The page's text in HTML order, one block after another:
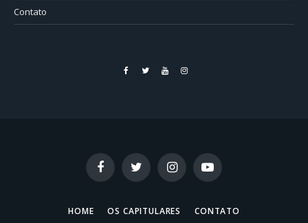
Contato
FacebookTwitterYouTubeInstagram
FacebookTwitter InstagramYouTube
HOME OS CAPITULARES CONTATO